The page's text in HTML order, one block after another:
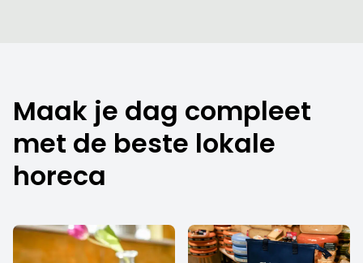
Maak je dag compleet
met de beste lokale
horeca